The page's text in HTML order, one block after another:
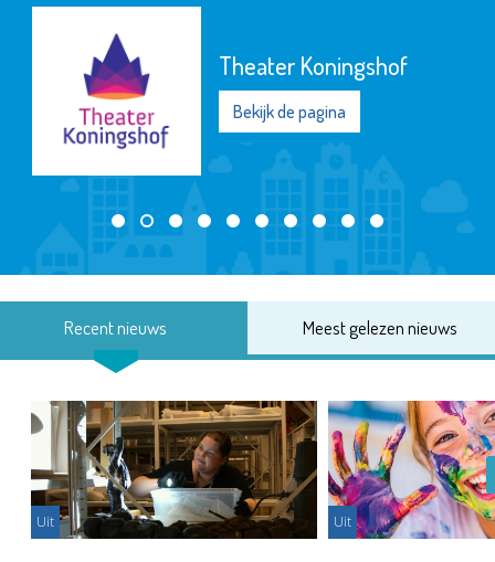
Theater Koningshof
Bekijk de pagina
Recent nieuws Meest gelezen nieuws
Uit Uit